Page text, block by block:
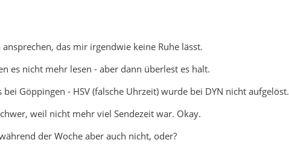
das mir irgendwie keine Ruhe lässt.
es nicht mehr lesen - aber dann überlest es halt.
Göppingen - HSV (falsche Uhrzeit) wurde bei DYN nicht aufgelöst.
weil nicht mehr viel Sendezeit war. Okay.
der Woche aber auch nicht, oder?